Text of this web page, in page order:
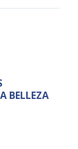
BELLEZA